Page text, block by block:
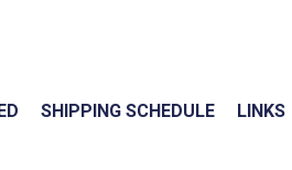
SHIPPING SCHEDULE LINKS